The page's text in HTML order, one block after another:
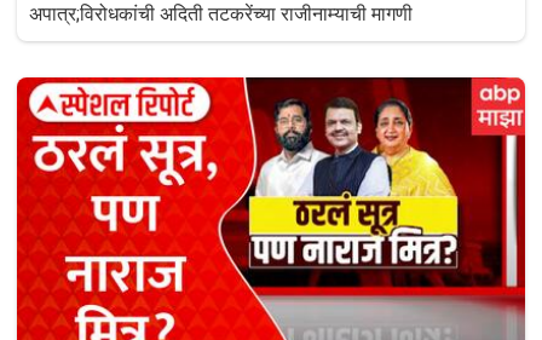
अपात्र;विरोधकांची अदिती तटकरेंच्या राजीनाम्याची मागणी